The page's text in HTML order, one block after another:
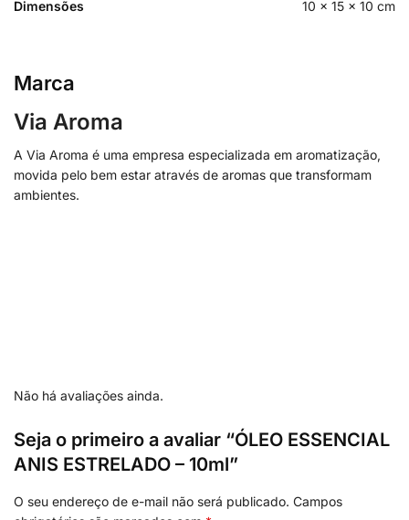
Dimensões 10 × 15 × 10 cm
Marca
Via Aroma
A Via Aroma é uma empresa especializada em aromatização,
movida pelo bem estar através de aromas que transformam
ambientes.
Não há avaliações ainda.
Seja o primeiro a avaliar “ÓLEO ESSENCIAL
ANIS ESTRELADO – 10ml”
O seu endereço de e-mail não será publicado. Campos